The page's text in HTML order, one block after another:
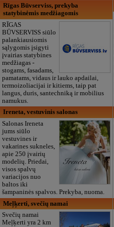
Rīgas Būvserviss, prekyba
statybinėmis medžiagomis
RĪGAS
BŪVSERVISS siūlo
palankiausiomis
sąlygomis įsigyti
įvairias statybines
medžiagas -
stogams, fasadams,
pamatams, vidaus ir lauko apdailai,
termoizoliacijai ir kitiems, taip pat
langus, duris, santechniką ir mobilius
namukus.
Ireneta, vestuvinis salonas
Salonas Ireneta
jums siūlo
vestuvines ir
vakarines sukneles,
apie 250 įvairių
modelių. Priedai,
visos spalvų
variacijos nuo
baltos iki
šampaninės spalvos. Prekyba, nuoma.
Meļķerti, svečių namai
Svečių namai
Meļķerti yra 2 km